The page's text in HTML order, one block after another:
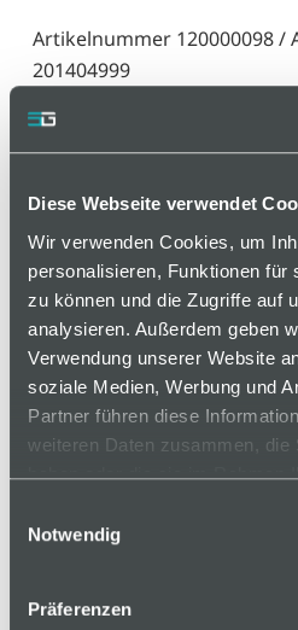
Diese Webseite verwendet
Wir verwenden Cookies, um
personalisieren, Funktionen für
zu können und die Zugriffe auf
analysieren. Außerdem geben
Verwendung unserer Website
soziale Medien, Werbung und
Partner führen diese
weiteren Daten zusammen, die
haben oder die sie im Rahmen
Notwendig
Präferenzen
Artikelnummer 120000098 /
201404999
Zur Herstellung von
verschiedenen Größen. Zur
zusätzlich Schrauben
eine elektrische Verbindung
Kanal gewährleisten. Im
Schraubleisten zur
oder anderen Elementen
Varianten